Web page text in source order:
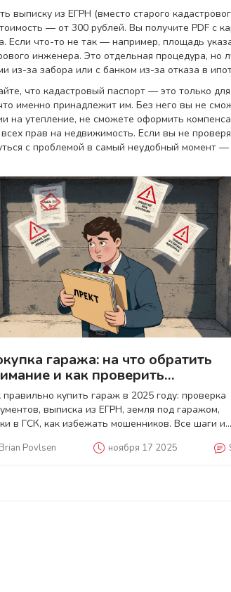
выписку из ЕГРН (вместо старого
— от 300 рублей. Вы получите PDF с
Если что-то не так — например, площадь
инженера. Это отдельная процедура, но
из-за забора или с банком из-за отказа в
что кадастровый паспорт — это только
именно принадлежит им. Без него вы не
на утепление, не сможете оформить
прав на недвижимость. Если вы не
с проблемой в самый неудобный момент
гаража: на что обратить
и как проверить
в 2025 году
правильно купить гараж в 2025 году: проверка
выписка из ЕГРН, земля под гаражом,
в ГСК, как избежать мошенников. Все шаги и
Brian Povlsen ноября 17 2025